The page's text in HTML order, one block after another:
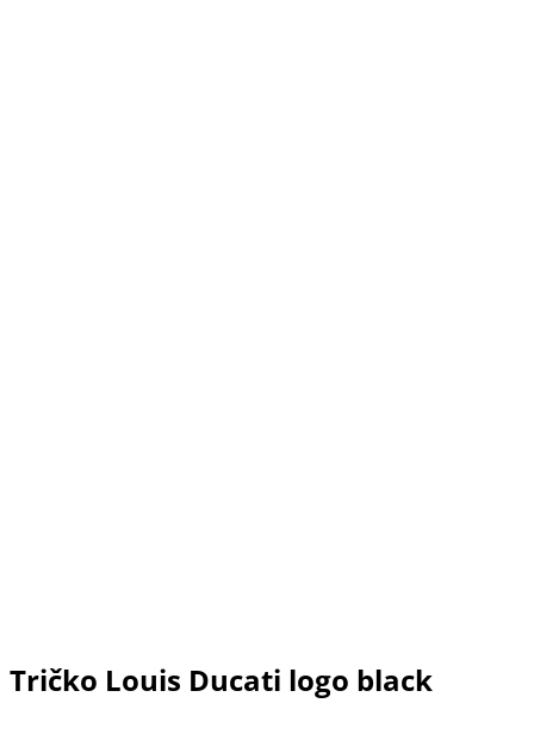
Tričko Louis Ducati logo black